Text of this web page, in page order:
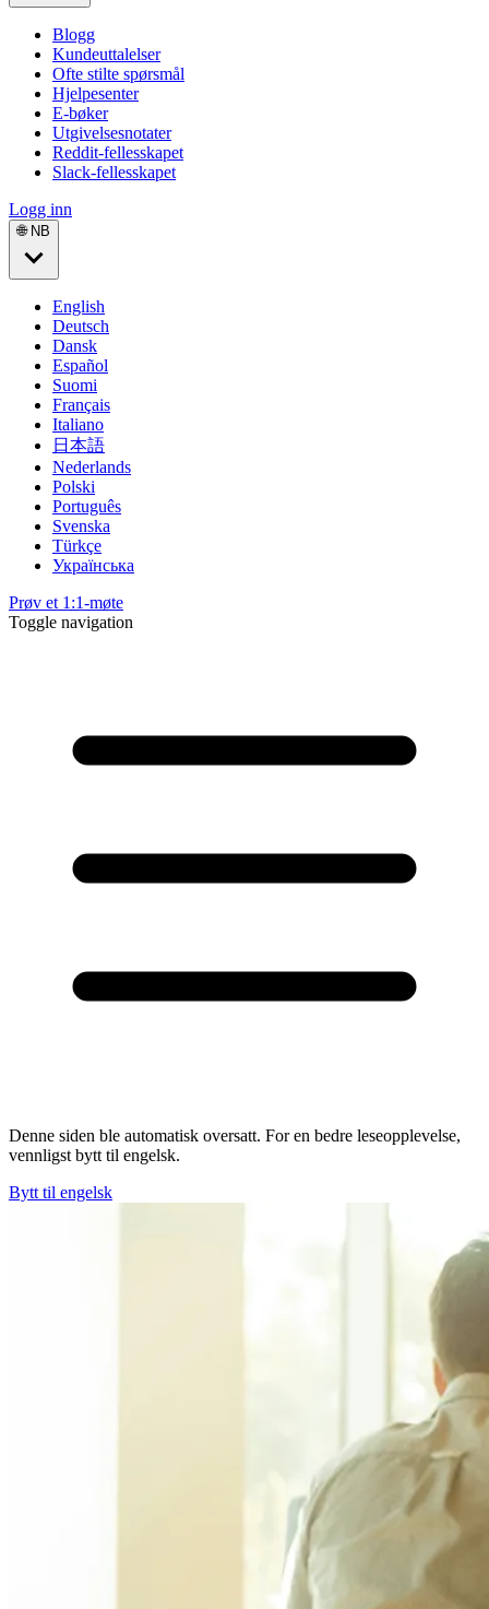
Blogg
Kundeuttalelser
Ofte stilte spørsmål
Hjelpesenter
E-bøker
Utgivelsesnotater
Reddit-fellesskapet
Slack-fellesskapet
Logg inn
🌐 NB
English
Deutsch
Dansk
Español
Suomi
Français
Italiano
日本語
Nederlands
Polski
Português
Svenska
Türkçe
Українська
Prøv et 1:1-møte
Toggle navigation
Denne siden ble automatisk oversatt. For en bedre leseopplevelse,
vennligst bytt til engelsk.
Bytt til engelsk